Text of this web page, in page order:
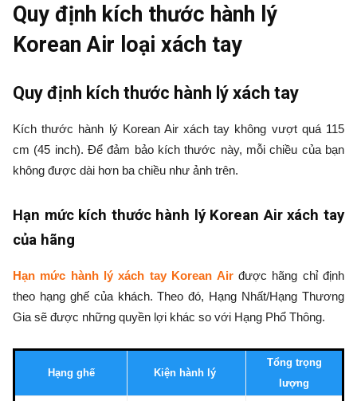
Quy định kích thước hành lý
Korean Air loại xách tay
Quy định kích thước hành lý xách tay
Kích thước hành lý Korean Air xách tay không vượt quá 115
cm (45 inch). Để đảm bảo kích thước này, mỗi chiều của bạn
không được dài hơn ba chiều như ảnh trên.
Hạn mức kích thước hành lý Korean Air xách tay
của hãng
Hạn mức hành lý xách tay Korean Airđược hãng chỉ định
theo hạng ghế của khách. Theo đó, Hạng Nhất/Hạng Thương
Gia sẽ được những quyền lợi khác so với Hạng Phổ Thông.
Hạng ghế Kiện hành lý
Tổng trọng
lượng